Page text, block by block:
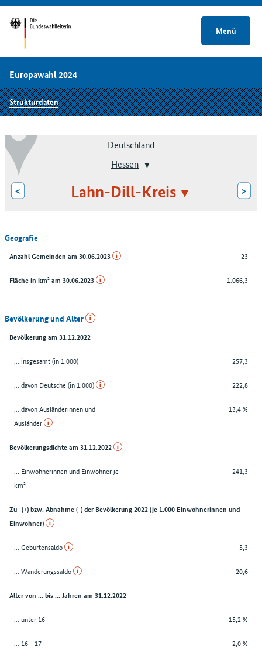
Menü
Europawahl 2024
Strukturdaten
Deutschland
Hessen
< Lahn-Dill-Kreis >
Geografie
Anzahl Gemeinden am 30.06.2023 23
Fläche in km² am 30.06.2023 1.066,3
Bevölkerung und Alter
Bevölkerung am 31.12.2022
... insgesamt (in 1.000) 257,3
... davon Deutsche (in 1.000) 222,8
... davon Ausländerinnen und
Ausländer
13,4 %
Bevölkerungsdichte am 31.12.2022
… Einwohnerinnen und Einwohner je
km²
241,3
Zu- (+) bzw. Abnahme (-) der Bevölkerung 2022 (je 1.000 Einwohnerinnen und
Einwohner)
... Geburtensaldo -5,3
... Wanderungssaldo 20,6
Alter von ... bis ... Jahren am 31.12.2022
... unter 16 15,2 %
... 16 - 17 2,0 %